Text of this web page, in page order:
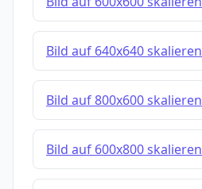
Bild auf 640x640 skalieren
Bild auf 800x600 skalieren
Bild auf 600x800 skalieren